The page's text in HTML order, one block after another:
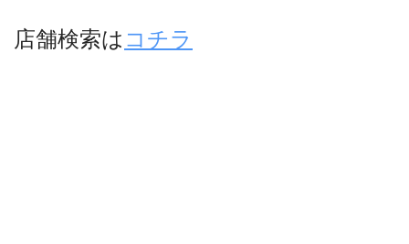
店舗検索は コチラ